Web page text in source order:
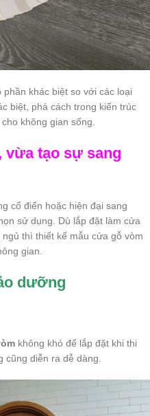
phần khác biệt so với các loại
biệt, phá cách trong kiến trúc
không gian sống.
vừa tạo sự sang
cổ điển hoặc hiện đại sang
sử dụng. Dù lắp đặt làm cửa
thì thiết kế mẫu cửa gỗ vòm
gian.
dưỡng
không khó để lắp đặt khi thi
diễn ra dễ dàng.